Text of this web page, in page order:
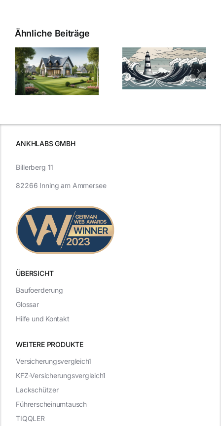
Ähnliche Beiträge
Bauzinsen im
Sturm: Die
aktuelle
Entwicklung
Die Evolution
der
Bauzinsen: Ein
Blick in die
ANKHLABS GMBH
ÜBERSICHT
WEITERE PRODUKTE
Versicherungsvergleich1
KFZ-Versicherungsvergleich1
Lackschützer
Führerscheinumtausch
TIQQLER
Billerberg 11
82266 Inning am Ammersee
Baufoerderung
Glossar
Hilfe und Kontakt